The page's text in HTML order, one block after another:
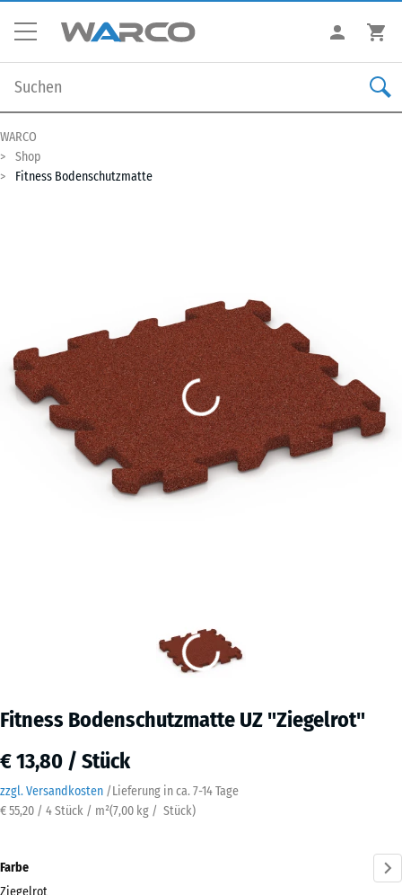
WARCO
Shop
Fitness Bodenschutzmatte
Fitness Bodenschutzmatte UZ "Ziegelrot"
€ 13,80 / Stück
zzgl. Versandkosten /Lieferung in ca. 7-14 Tage
€ 55,20 / 4 Stück / m²(7,00 kg / Stück)
Farbe
Ziegelrot